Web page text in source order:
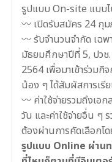
รูปแบบ On-site แบบไ
〰 เปิดรับสมัคร 24 กุ
〰 รับจำนวนจำกัด เฉ
มัธยมศึกษาปีที่ 5, ปวช
2564 เพื่อมาเข้าร่วมกิ
น้อง ๆ ได้สัมผัสการเรี
〰 ค่าใช้จ่ายรวมถึงเอก
วัน และค่าใช้จ่ายอื่น ๆ
ต้องผ่านการคัดเลือกโ
รูปแบบ Online ผ่านท